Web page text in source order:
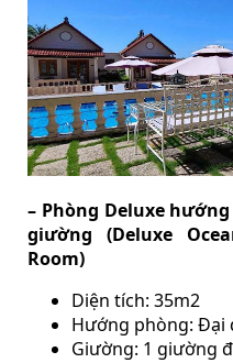
– Phòng Deluxe
giường (Deluxe
Room)
Diện tích: 35m2
Hướng phòng: Đại
Giường: 1 giường